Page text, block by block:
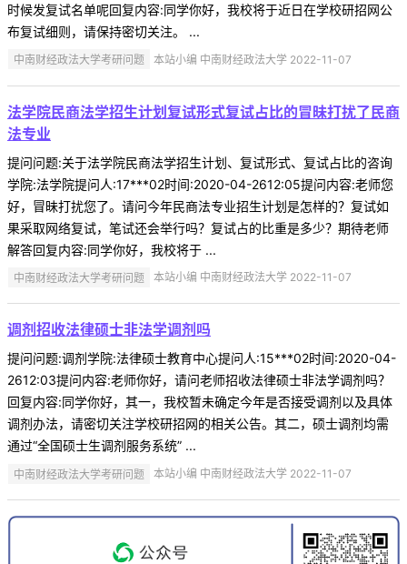
时候发复试名单呢回复内容:同学你好，我校将于近日在学校研招网公
布复试细则，请保持密切关注。 ...
中南财经政法大学考研问题 本站小编 中南财经政法大学 2022-11-07
法学院民商法学招生计划复试形式复试占比的冒昧打扰了民商
法专业
提问问题:关于法学院民商法学招生计划、复试形式、复试占比的咨询
学院:法学院提问人:17***02时间:2020-04-2612:05提问内容:老师您
好，冒昧打扰您了。请问今年民商法专业招生计划是怎样的？复试如
果采取网络复试，笔试还会举行吗？复试占的比重是多少？期待老师
解答回复内容:同学你好，我校将于 ...
中南财经政法大学考研问题 本站小编 中南财经政法大学 2022-11-07
调剂招收法律硕士非法学调剂吗
提问问题:调剂学院:法律硕士教育中心提问人:15***02时间:2020-04-
2612:03提问内容:老师你好，请问老师招收法律硕士非法学调剂吗？
回复内容:同学你好，其一，我校暂未确定今年是否接受调剂以及具体
调剂办法，请密切关注学校研招网的相关公告。其二，硕士调剂均需
通过“全国硕士生调剂服务系统” ...
中南财经政法大学考研问题 本站小编 中南财经政法大学 2022-11-07